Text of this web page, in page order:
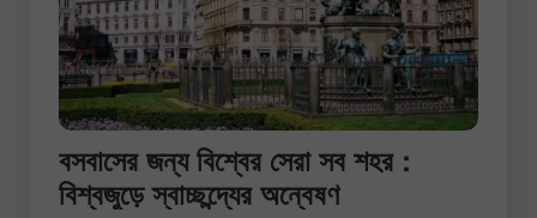
বসবাসের জন্য বিশ্বের সেরা সব শহর :
বিশ্বজুড়ে স্বাচ্ছন্দ্যের অন্বেষণ